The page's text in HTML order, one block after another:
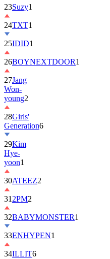
23Suzy1
24TXT1
25IDID1
26BOYNEXTDOOR1
27Jang
Won-
young2
28Girls'
Generation6
29Kim
Hye-
yoon1
30ATEEZ2
31 2PM2
32BABYMONSTER1
33ENHYPEN1
34ILLIT6